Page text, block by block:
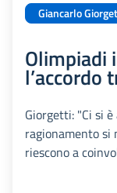
Giancarlo
Olimpiadi
l’accordo
Giorgetti: "Ci si
ragionamento si
riescono a